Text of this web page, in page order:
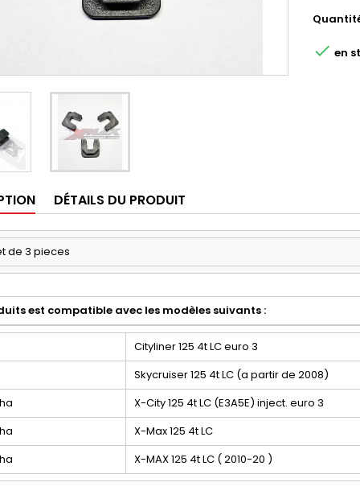
 en
DÉTAILS DU PRODUIT
de 3 pieces
est compatible avec les modèles suivants :
Cityliner 125 4t LC euro 3
Skycruiser 125 4t LC (a partir de 2008)
X-City 125 4t LC (E3A5E) inject. euro 3
X-Max 125 4t LC
X-MAX 125 4t LC ( 2010-20 )